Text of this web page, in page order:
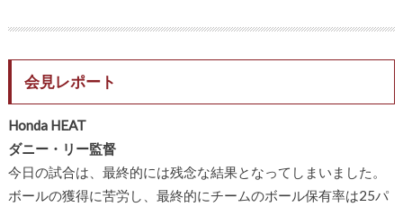
会見レポート
Honda HEAT
ダニー・リー監督
今日の試合は、最終的には残念な結果となってしまいました。
ボールの獲得に苦労し、最終的にチームのボール保有率は25パ